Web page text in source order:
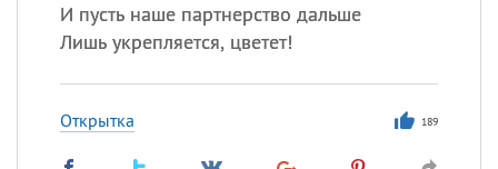
И пусть наше партнерство дальше
Лишь укрепляется, цветет!
Открытка 189